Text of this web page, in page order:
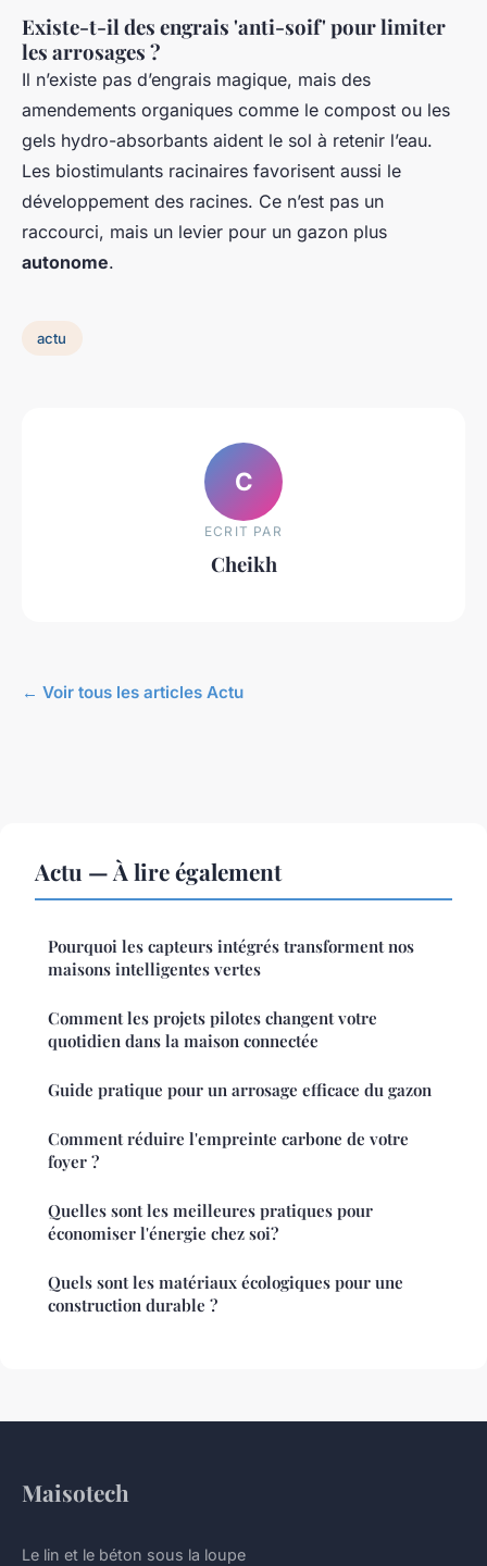
Existe-t-il des engrais 'anti-soif' pour limiter
les arrosages ?
Il n’existe pas d’engrais magique, mais des
amendements organiques comme le compost ou les
gels hydro-absorbants aident le sol à retenir l’eau.
Les biostimulants racinaires favorisent aussi le
développement des racines. Ce n’est pas un
raccourci, mais un levier pour un gazon plus
autonome.
actu
C
ECRIT PAR
Cheikh
← Voir tous les articles Actu
Actu — À lire également
Pourquoi les capteurs intégrés transforment nos
maisons intelligentes vertes
Comment les projets pilotes changent votre
quotidien dans la maison connectée
Guide pratique pour un arrosage efficace du gazon
Comment réduire l'empreinte carbone de votre
foyer ?
Quelles sont les meilleures pratiques pour
économiser l'énergie chez soi?
Quels sont les matériaux écologiques pour une
construction durable ?
Maisotech
Le lin et le béton sous la loupe